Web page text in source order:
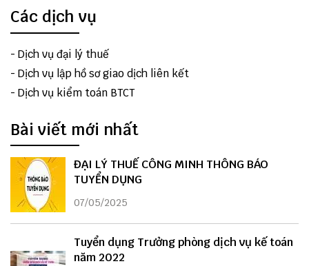
Các dịch vụ
- Dịch vụ đại lý thuế
- Dịch vụ lập hồ sơ giao dịch liên kết
- Dịch vụ kiểm toán BTCT
Bài viết mới nhất
ĐẠI LÝ THUẾ CÔNG MINH THÔNG BÁO
TUYỂN DỤNG
07/05/2025
Tuyển dụng Trưởng phòng dịch vụ kế toán
năm 2022